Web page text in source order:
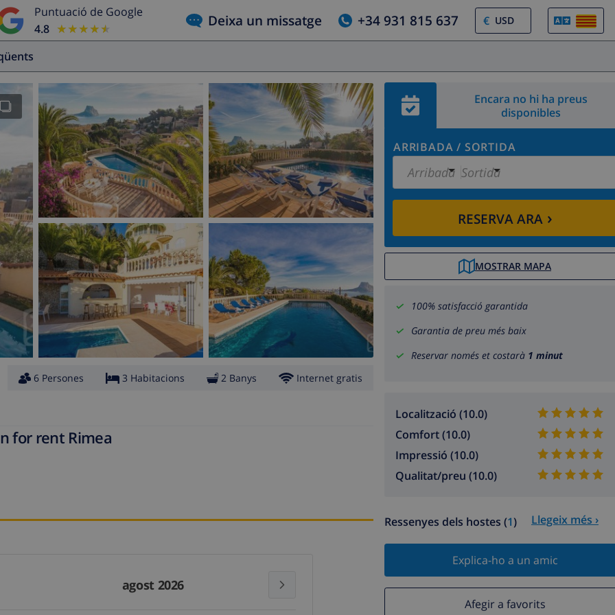
Puntuació de Google
4.8
★★★★★
★★★★★ Deixa un missatge +34 931 815 637 €
Encara no hi ha preus
disponibles
ARRIBADA / SORTIDA
Arribada Sortida
RESERVA ARA›
MOSTRAR MAPA
100% satisfacció garantida
Garantia de preu més baix
Reservar només et costarà 1 minut
Localització (10.0)
Comfort (10.0)
Impressió (10.0)
Qualitat/preu (10.0)
Ressenyes dels hostes (1) Llegeix més ›
Explica-ho a un amic
Afegir a favorits
6 Persones 3 Habitacions 2 Banys Internet gratis
for rent Rimea
agost 2026